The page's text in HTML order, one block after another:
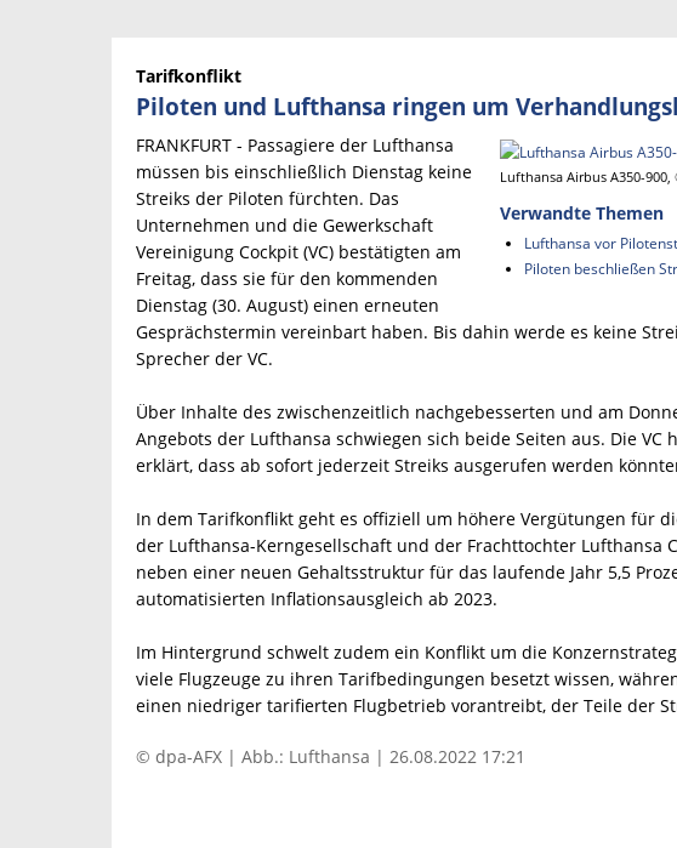
Tarifkonflikt
Piloten und Lufthansa ringen um
Lufthansa Airbus A350-900,
Verwandte Themen
Lufthansa vor
Piloten beschließen
FRANKFURT - Passagiere der Lufthansa
müssen bis einschließlich Dienstag keine
Streiks der Piloten fürchten. Das
Unternehmen und die Gewerkschaft
Vereinigung Cockpit (VC) bestätigten am
Freitag, dass sie für den kommenden
Dienstag (30. August) einen erneuten
Gesprächstermin vereinbart haben. Bis dahin werde es keine
Sprecher der VC.
Über Inhalte des zwischenzeitlich nachgebesserten und am
Angebots der Lufthansa schwiegen sich beide Seiten aus. Die VC
erklärt, dass ab sofort jederzeit Streiks ausgerufen werden
In dem Tarifkonflikt geht es offiziell um höhere Vergütungen für
der Lufthansa-Kerngesellschaft und der Frachttochter Lufthansa
neben einer neuen Gehaltsstruktur für das laufende Jahr 5,5
automatisierten Inflationsausgleich ab 2023.
Im Hintergrund schwelt zudem ein Konflikt um die
viele Flugzeuge zu ihren Tarifbedingungen besetzt wissen,
einen niedriger tarifierten Flugbetrieb vorantreibt, der Teile der
© dpa-AFX | Abb.: Lufthansa | 26.08.2022 17:21